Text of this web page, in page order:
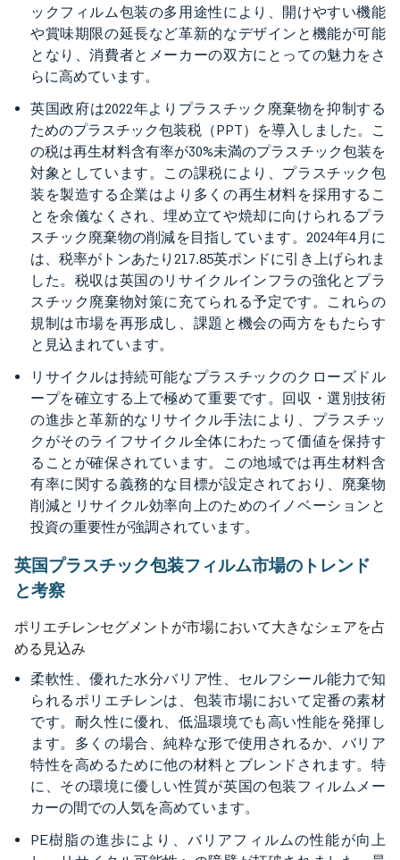
ックフィルム包装の多用途性により、開けやすい機能
や賞味期限の延長など革新的なデザインと機能が可能
となり、消費者とメーカーの双方にとっての魅力をさ
らに高めています。
英国政府は2022年よりプラスチック廃棄物を抑制する
ためのプラスチック包装税（PPT）を導入しました。こ
の税は再生材料含有率が30%未満のプラスチック包装を
対象としています。この課税により、プラスチック包
装を製造する企業はより多くの再生材料を採用するこ
とを余儀なくされ、埋め立てや焼却に向けられるプラ
スチック廃棄物の削減を目指しています。2024年4月に
は、税率がトンあたり217.85英ポンドに引き上げられま
した。税収は英国のリサイクルインフラの強化とプラ
スチック廃棄物対策に充てられる予定です。これらの
規制は市場を再形成し、課題と機会の両方をもたらす
と見込まれています。
リサイクルは持続可能なプラスチックのクローズドル
ープを確立する上で極めて重要です。回収・選別技術
の進歩と革新的なリサイクル手法により、プラスチッ
クがそのライフサイクル全体にわたって価値を保持す
ることが確保されています。この地域では再生材料含
有率に関する義務的な目標が設定されており、廃棄物
削減とリサイクル効率向上のためのイノベーションと
投資の重要性が強調されています。
英国プラスチック包装フィルム市場のトレンド
と考察
ポリエチレンセグメントが市場において大きなシェアを占
める見込み
柔軟性、優れた水分バリア性、セルフシール能力で知
られるポリエチレンは、包装市場において定番の素材
です。耐久性に優れ、低温環境でも高い性能を発揮し
ます。多くの場合、純粋な形で使用されるか、バリア
特性を高めるために他の材料とブレンドされます。特
に、その環境に優しい性質が英国の包装フィルムメー
カーの間での人気を高めています。
PE樹脂の進歩により、バリアフィルムの性能が向上